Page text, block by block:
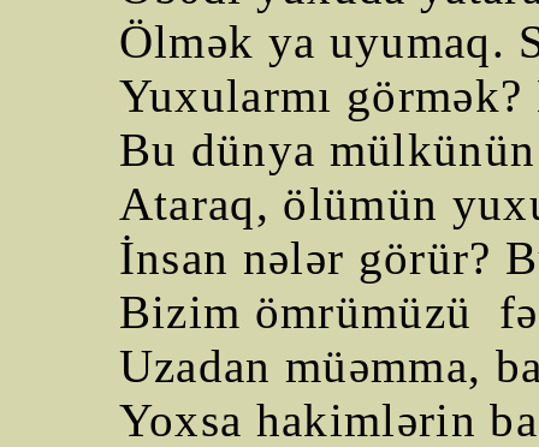
Ölmək ya uyumaq.
Yuxularmı
Bu dünya
Ataraq, ölümün
İnsan nələr görür?
Bizim ömrümüzü
Uzadan müəmma,
Yoxsa hakimlərin